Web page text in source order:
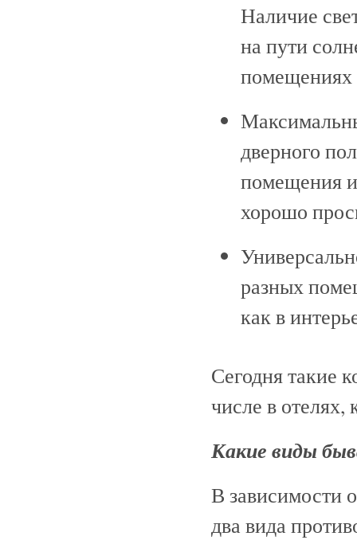
Наличие
на пути
помещениях
дверного
помещения
хорошо
разных
как в
Сегодня такие
числе в отелях,
Какие виды
В зависимости
два вида